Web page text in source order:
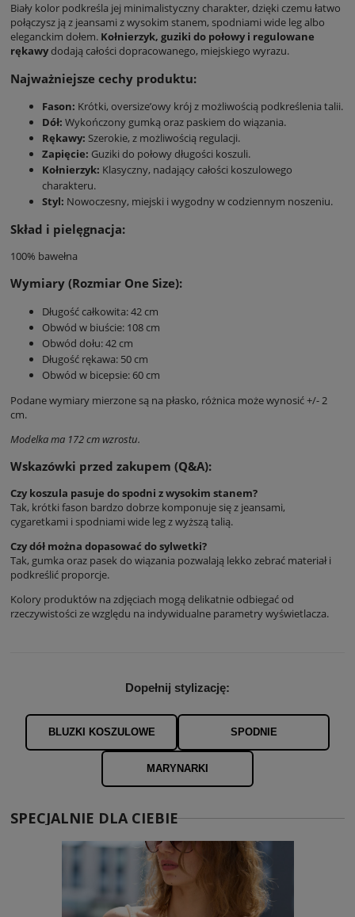
Biały kolor podkreśla jej minimalistyczny charakter, dzięki czemu łatwo
połączysz ją z jeansami z wysokim stanem, spodniami wide leg albo
eleganckim dołem. Kołnierzyk, guziki do połowy i regulowane
rękawydodają całości dopracowanego, miejskiego wyrazu.
Najważniejsze cechy produktu:
Fason: Krótki, oversize’owy krój z możliwością podkreślenia talii.
Dół: Wykończony gumką oraz paskiem do wiązania.
Rękawy: Szerokie, z możliwością regulacji.
Zapięcie: Guziki do połowy długości koszuli.
Kołnierzyk: Klasyczny, nadający całości koszulowego
charakteru.
Styl: Nowoczesny, miejski i wygodny w codziennym noszeniu.
Skład i pielęgnacja:
100% bawełna
Wymiary (Rozmiar One Size):
Długość całkowita: 42 cm
Obwód w biuście: 108 cm
Obwód dołu: 42 cm
Długość rękawa: 50 cm
Obwód w bicepsie: 60 cm
Podane wymiary mierzone są na płasko, różnica może wynosić +/- 2
cm.
Modelka ma 172 cm wzrostu.
Wskazówki przed zakupem (Q&A):
Czy koszula pasuje do spodni z wysokim stanem?
Tak, krótki fason bardzo dobrze komponuje się z jeansami,
cygaretkami i spodniami wide leg z wyższą talią.
Czy dół można dopasować do sylwetki?
Tak, gumka oraz pasek do wiązania pozwalają lekko zebrać materiał i
podkreślić proporcje.
Kolory produktów na zdjęciach mogą delikatnie odbiegać od
rzeczywistości ze względu na indywidualne parametry wyświetlacza.
Dopełnij stylizację:
BLUZKI KOSZULOWE SPODNIE
MARYNARKI